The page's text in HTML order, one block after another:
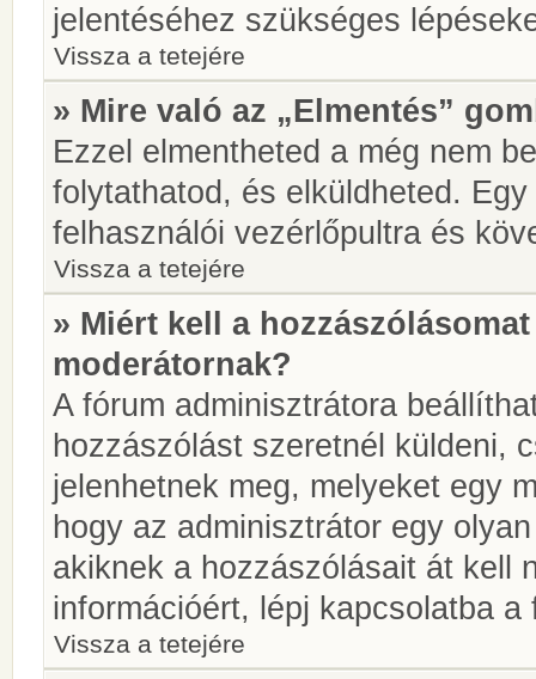
jelentéséhez szükséges
Vissza a tetejére
» Mire való az „Elmentés”
Ezzel elmentheted a még nem
folytathatod, és elküldheted.
felhasználói vezérlőpultra és
Vissza a tetejére
» Miért kell a
moderátornak?
A fórum adminisztrátora
hozzászólást szeretnél küldeni,
jelenhetnek meg, melyeket egy
hogy az adminisztrátor egy
akiknek a hozzászólásait át kell
információért, lépj kapcsolatba
Vissza a tetejére